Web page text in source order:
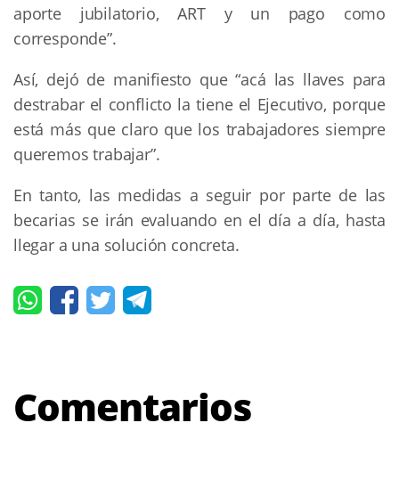
aporte jubilatorio, ART y un pago como
corresponde”.
Así, dejó de manifiesto que “acá las llaves para
destrabar el conflicto la tiene el Ejecutivo, porque
está más que claro que los trabajadores siempre
queremos trabajar”.
En tanto, las medidas a seguir por parte de las
becarias se irán evaluando en el día a día, hasta
llegar a una solución concreta.
Comentarios